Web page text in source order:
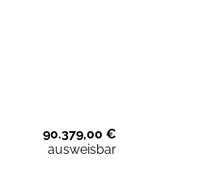
90.379,00 €
ausweisbar